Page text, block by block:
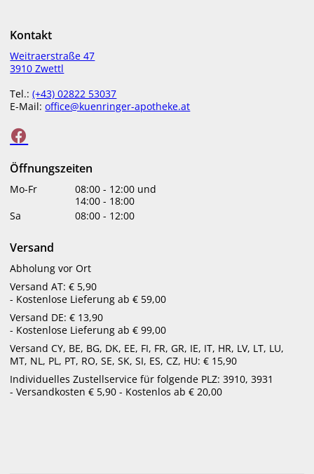
Antlitzanalyse nach Dr. Kurt Hickethier:
Unsere Mineralstoff-Beraterinnen Mag. pharm. Traxler,
mittels Antlitzanalyse nach Dr. Hickethier auf
Mineralstoffmängel im Körper schließen. Diese können
Schüssler Salzen.
Bachblüten:
Bachblüten heilen körperliche Krankheiten nicht direkt. Sie
wirken vielmehr, indem sie die geistig-seelische Harmonie
wir mit unserem Wesen im Einklang sind. Mit den
Bachblüten sollen negative Empfindungen nicht
unterdrückt, sondern in positive Grundhaltungen
umgewandelt werden.
Bachblütenberatung:
Anhand eines Gesprächs werden die für Sie passenden
Bachblüten gefunden.
„Der Einklang mit unserer Seele ist die Voraussetzung für
Kontakt
Weitraerstraße 47
3910 Zwettl
Tel.:(+43) 02822 53037
E-Mail:office@kuenringer-apotheke.at
Öffnungszeiten
Mo-Fr 08:00 - 12:00 und
14:00 - 18:00
Sa
08:00 - 12:00
Versand
Abholung vor Ort
Versand AT: € 5,90
- Kostenlose Lieferung ab € 59,00
Versand DE: € 13,90
- Kostenlose Lieferung ab € 99,00
Versand CY, BE, BG, DK, EE, FI, FR, GR, IE, IT, HR, LV, LT, LU,
MT, NL, PL, PT, RO, SE, SK, SI, ES, CZ, HU: € 15,90
Individuelles Zustellservice für folgende PLZ: 3910, 3931
- Versandkosten € 5,90 - Kostenlos ab € 20,00